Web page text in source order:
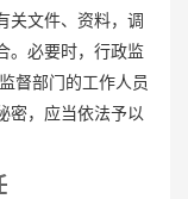
关文件、资料，调
。必要时，行政监
督部门的工作人员
密，应当依法予以